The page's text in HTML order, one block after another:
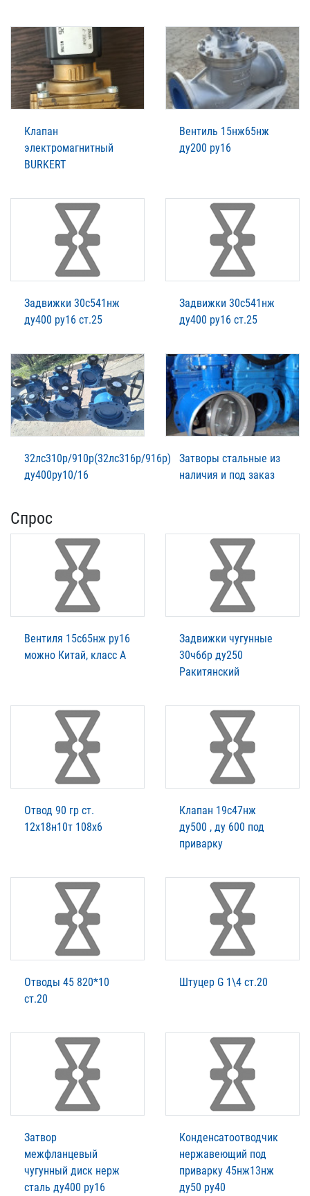
Клапан
электромагнитный
BURKERT
Вентиль 15нж65нж
ду200 ру16
Задвижки 30с541нж
ду400 ру16 ст.25
Задвижки 30с541нж
ду400 ру16 ст.25
32лс310р/910р(32лс316р/916р)
ду400ру10/16
Затворы стальные из
наличия и под заказ
Спрос
Вентиля 15с65нж ру16
можно Китай, класс А
Задвижки чугунные
30ч6бр ду250
Ракитянский
Отвод 90 гр ст.
12х18н10т 108х6
Клапан 19с47нж
ду500 , ду 600 под
приварку
Отводы 45 820*10
ст.20
Штуцер G 1\4 ст.20
Затвор
межфланцевый
чугунный диск нерж
сталь ду400 ру16
Конденсатоотводчик
нержавеющий под
приварку 45нж13нж
ду50 ру40